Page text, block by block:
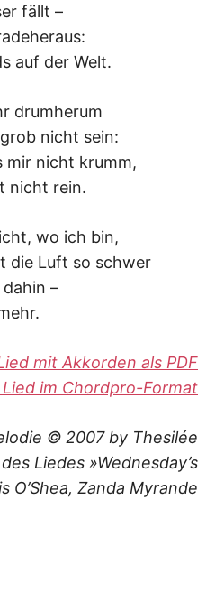
fällt –
auf der Welt.
drumherum
nicht sein:
mir nicht krumm,
nicht rein.
wo ich bin,
die Luft so schwer
–
mit Akkorden als PDF
Lied im Chordpro-Format
© 2007 by Thesilée
Liedes »Wednesday’s
O’Shea, Zanda Myrande